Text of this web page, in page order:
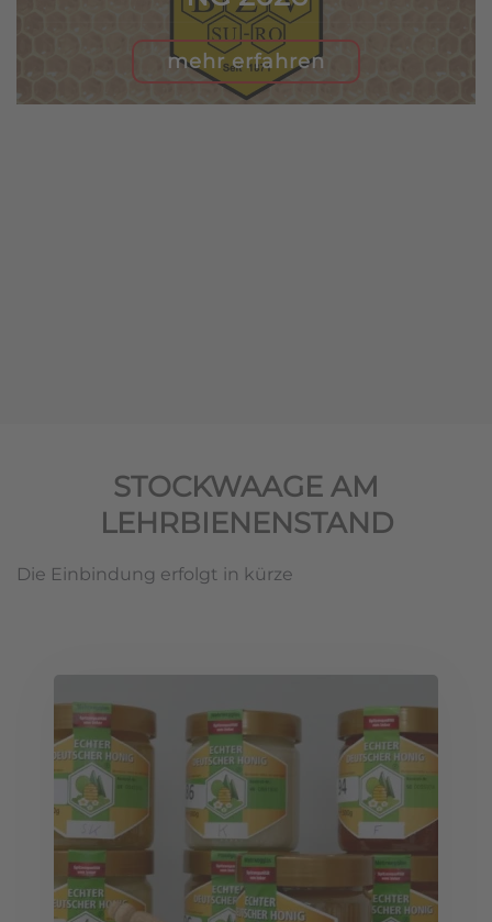
1. PROBEIMKERTAG
mehr erfahren
STOCKWAAGE AM
LEHRBIENENSTAND
Die Einbindung erfolgt in kürze